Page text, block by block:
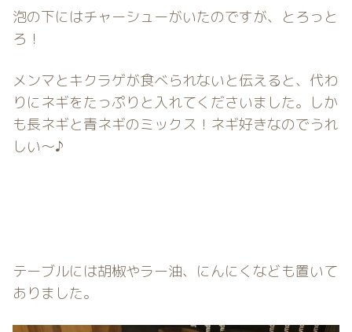
泡の下にはチャーシューがいたのですが、とろっと
ろ！
メンマとキクラゲが食べられないと伝えると、代わ
りにネギをたっぷりと入れてくださいました。しか
も長ネギと青ネギのミックス！ネギ好きなのでうれ
しい〜♪
テーブルには胡椒やラー油、にんにくなども置いて
ありました。